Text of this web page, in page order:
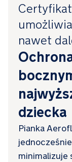
nawet
dziecka
Pianka
minimalizuje